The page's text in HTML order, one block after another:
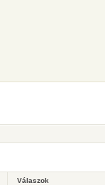
Válaszok